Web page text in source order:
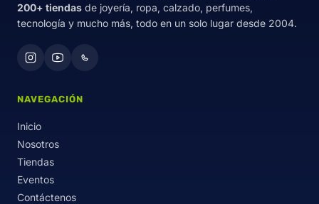
200+ tiendas de joyería, ropa, calzado, perfumes,
tecnología y mucho más, todo en un solo lugar desde 2004.
NAVEGACIÓN
Inicio
Nosotros
Tiendas
Eventos
Contáctenos